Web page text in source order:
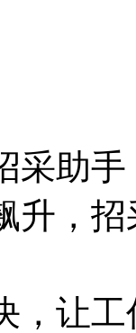
采助手
，招
，让工